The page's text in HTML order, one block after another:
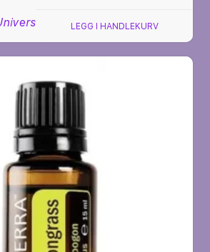
LEGG I HANDLEKURV